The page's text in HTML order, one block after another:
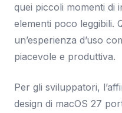
quei piccoli momenti di
elementi poco leggibili.
un’esperienza d’uso
piacevole e produttiva.
Per gli sviluppatori,
design di macOS 27